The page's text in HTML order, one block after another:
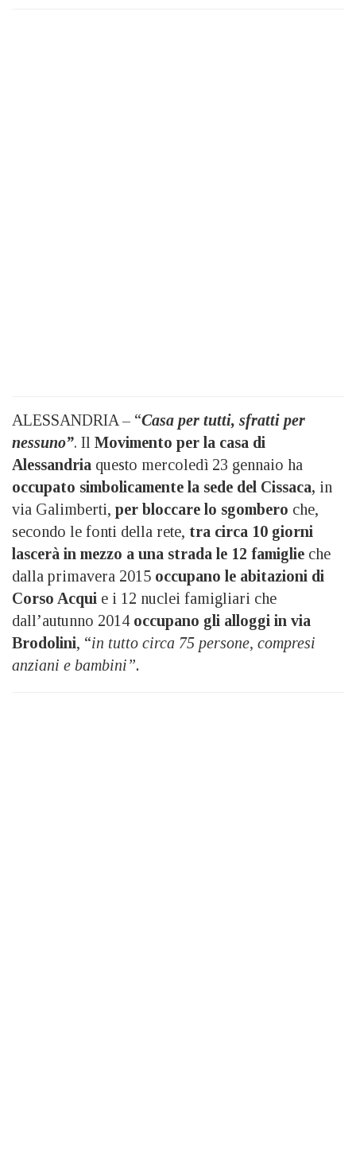
ALESSANDRIA – “Casa per tutti, sfratti per
nessuno”. Il Movimento per la casa di
Alessandria questo mercoledì 23 gennaio ha
occupato simbolicamente la sede del Cissaca, in
via Galimberti, per bloccare lo sgombero che,
secondo le fonti della rete, tra circa 10 giorni
lascerà in mezzo a una strada le 12 famiglie che
dalla primavera 2015 occupano le abitazioni di
Corso Acqui e i 12 nuclei famigliari che
dall’autunno 2014 occupano gli alloggi in via
Brodolini, “in tutto circa 75 persone, compresi
anziani e bambini”.